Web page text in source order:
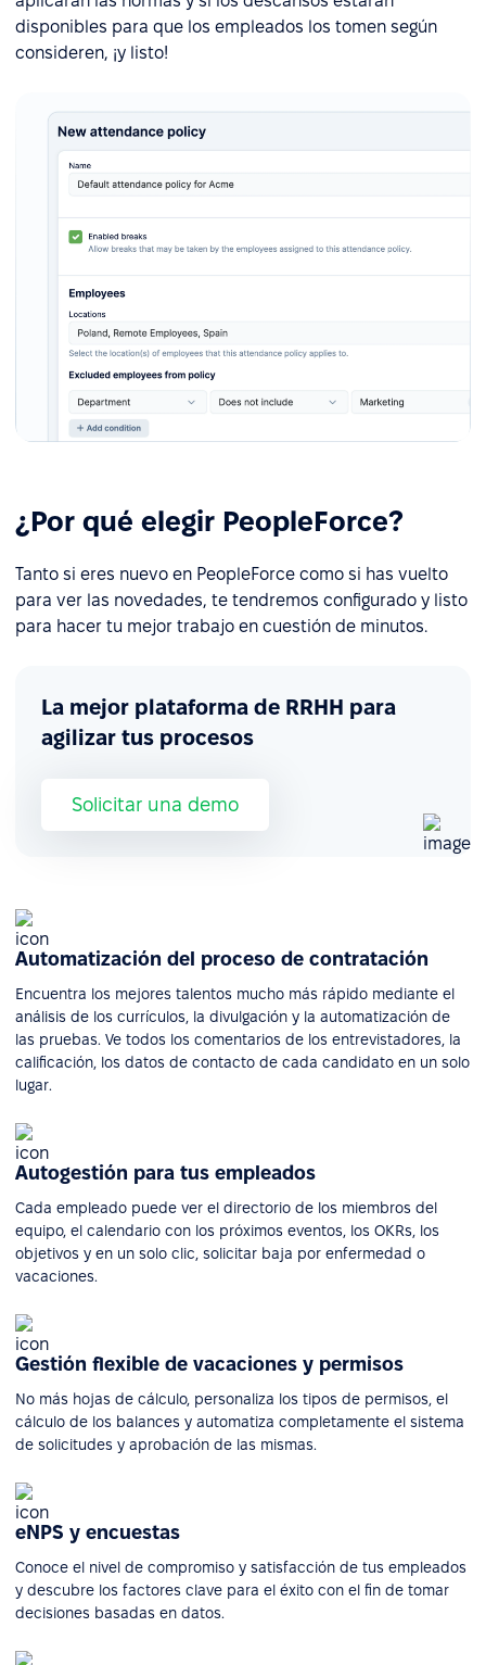
disponibles para que los empleados los tomen según
consideren, ¡y listo!
¿Por qué elegir PeopleForce?
Tanto si eres nuevo en PeopleForce como si has vuelto
para ver las novedades, te tendremos configurado y listo
para hacer tu mejor trabajo en cuestión de minutos.
La mejor plataforma de RRHH para
agilizar tus procesos
Solicitar una demo
Automatización del proceso de contratación
Encuentra los mejores talentos mucho más rápido mediante el
análisis de los currículos, la divulgación y la automatización de
las pruebas. Ve todos los comentarios de los entrevistadores, la
calificación, los datos de contacto de cada candidato en un solo
lugar.
Autogestión para tus empleados
Cada empleado puede ver el directorio de los miembros del
equipo, el calendario con los próximos eventos, los OKRs, los
objetivos y en un solo clic, solicitar baja por enfermedad o
vacaciones.
Gestión flexible de vacaciones y permisos
No más hojas de cálculo, personaliza los tipos de permisos, el
cálculo de los balances y automatiza completamente el sistema
de solicitudes y aprobación de las mismas.
eNPS y encuestas
Conoce el nivel de compromiso y satisfacción de tus empleados
y descubre los factores clave para el éxito con el fin de tomar
decisiones basadas en datos.